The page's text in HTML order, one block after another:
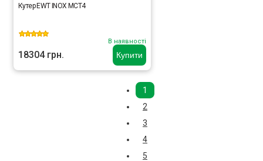
Купити
Кутер EWT INOX MCT4
В наявності
18304 грн.
1
2
3
4
5